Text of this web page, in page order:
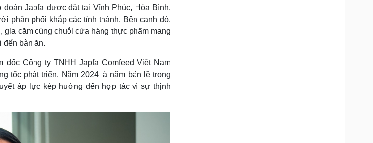
Vì cộng đồng
ảnh
Giải trí
Sao Việt
Du lịch
check-in
Japfa được đặt tại Vĩnh Phúc, Hòa Bình,
phân phối khắp các tỉnh thành. Bên cạnh đó,
cầm cùng chuỗi cửa hàng thực phẩm mang
đến bàn ăn.
Công ty TNHH Japfa Comfeed Việt Nam
tốc phát triển. Năm 2024 là năm bản lề trong
áp lực kép hướng đến hợp tác vì sự thịnh